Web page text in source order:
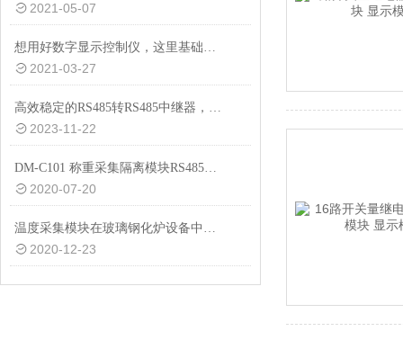
2021-05-07
想用好数字显示控制仪，这里基础知识你一定要知道
2021-03-27
高效稳定的RS485转RS485中继器，助力工业自动化
2023-11-22
DM-C101 称重采集隔离模块RS485产品技术资料
2020-07-20
温度采集模块在玻璃钢化炉设备中的应用
2020-12-23